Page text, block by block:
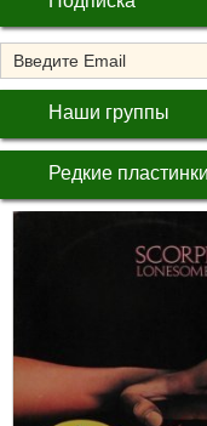
Наши группы
Редкие пластинки